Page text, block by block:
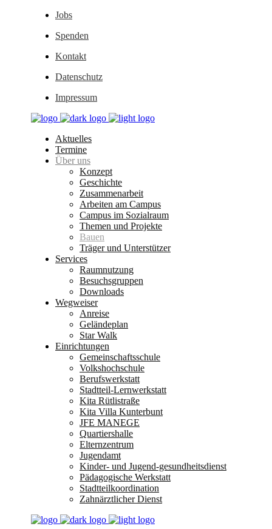
Jobs
Spenden
Kontakt
Datenschutz
Impressum
Aktuelles
Termine
Über uns
Konzept
Geschichte
Zusammenarbeit
Arbeiten am Campus
Campus im Sozialraum
Themen und Projekte
Bauen
Träger und Unterstützer
Services
Raumnutzung
Besuchsgruppen
Downloads
Wegweiser
Anreise
Geländeplan
Star Walk
Einrichtungen
Gemeinschaftsschule
Volkshochschule
Berufswerkstatt
Stadtteil-Lernwerkstatt
Kita Rütlistraße
Kita Villa Kunterbunt
JFE MANEGE
Quartiershalle
Elternzentrum
Jugendamt
Kinder- und Jugend-gesundheitsdienst
Pädagogische Werkstatt
Stadtteilkoordination
Zahnärztlicher Dienst